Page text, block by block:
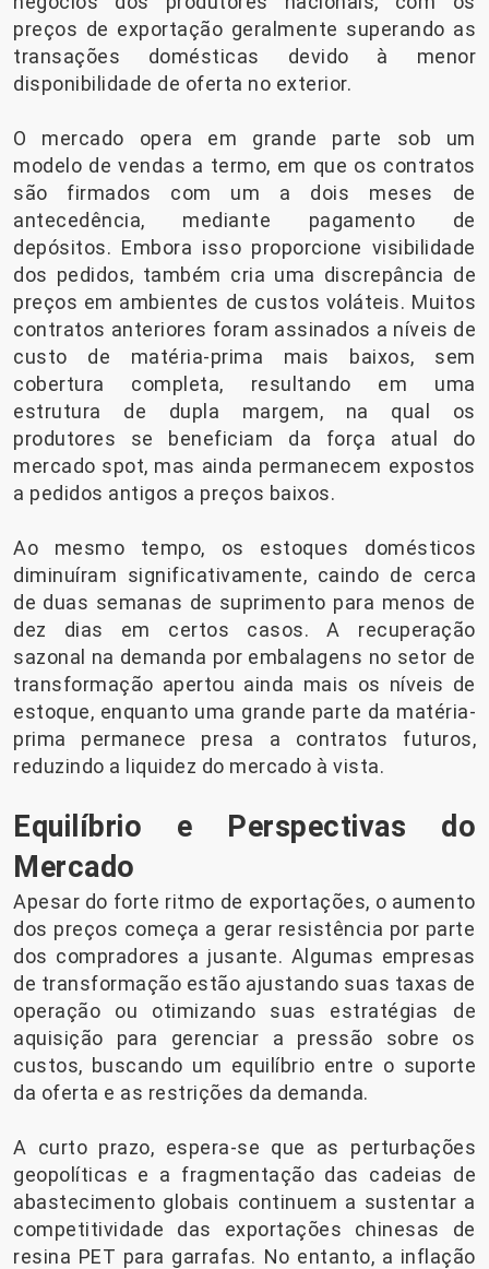
preços de exportação geralmente superando as
transações domésticas devido à menor
disponibilidade de oferta no exterior.
O mercado opera em grande parte sob um
modelo de vendas a termo, em que os contratos
são firmados com um a dois meses de
antecedência, mediante pagamento de
depósitos. Embora isso proporcione visibilidade
dos pedidos, também cria uma discrepância de
preços em ambientes de custos voláteis. Muitos
contratos anteriores foram assinados a níveis de
custo de matéria-prima mais baixos, sem
cobertura completa, resultando em uma
estrutura de dupla margem, na qual os
produtores se beneficiam da força atual do
mercado spot, mas ainda permanecem expostos
a pedidos antigos a preços baixos.
Ao mesmo tempo, os estoques domésticos
diminuíram significativamente, caindo de cerca
de duas semanas de suprimento para menos de
dez dias em certos casos. A recuperação
sazonal na demanda por embalagens no setor de
transformação apertou ainda mais os níveis de
estoque, enquanto uma grande parte da matéria-
prima permanece presa a contratos futuros,
reduzindo a liquidez do mercado à vista.
Equilíbrio e Perspectivas do
Mercado
Apesar do forte ritmo de exportações, o aumento
dos preços começa a gerar resistência por parte
dos compradores a jusante. Algumas empresas
de transformação estão ajustando suas taxas de
operação ou otimizando suas estratégias de
aquisição para gerenciar a pressão sobre os
custos, buscando um equilíbrio entre o suporte
da oferta e as restrições da demanda.
A curto prazo, espera-se que as perturbações
geopolíticas e a fragmentação das cadeias de
abastecimento globais continuem a sustentar a
competitividade das exportações chinesas de
resina PET para garrafas. No entanto, a inflação